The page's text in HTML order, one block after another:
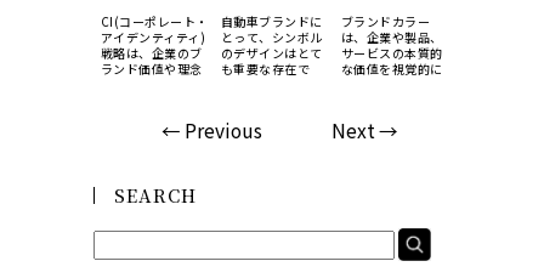
← Previous
CI(コーポレート・
アイデンティティ)
戦略は、企業のブ
ランド価値や理念
自動車ブランドに
とって、シンボル
のデザインはとて
も重要な存在で
ブランドカラー
は、企業や製品、
サービスの本質的
な価値を視覚的に
Next →
SEARCH